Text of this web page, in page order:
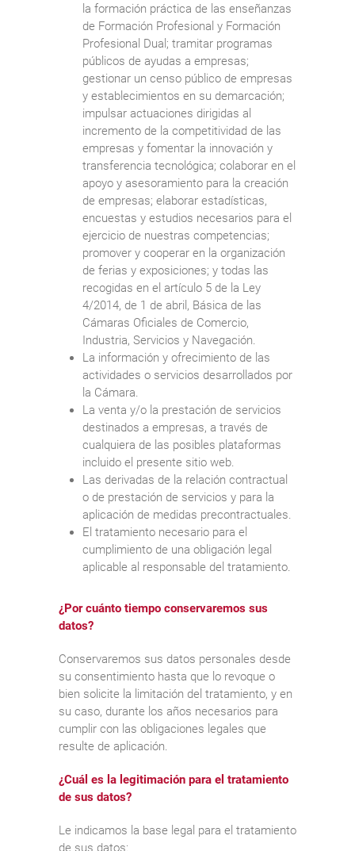
la formación práctica de las enseñanzas
de Formación Profesional y Formación
Profesional Dual; tramitar programas
públicos de ayudas a empresas;
gestionar un censo público de empresas
y establecimientos en su demarcación;
impulsar actuaciones dirigidas al
incremento de la competitividad de las
empresas y fomentar la innovación y
transferencia tecnológica; colaborar en el
apoyo y asesoramiento para la creación
de empresas; elaborar estadísticas,
encuestas y estudios necesarios para el
ejercicio de nuestras competencias;
promover y cooperar en la organización
de ferias y exposiciones; y todas las
recogidas en el artículo 5 de la Ley
4/2014, de 1 de abril, Básica de las
Cámaras Oficiales de Comercio,
Industria, Servicios y Navegación.
La información y ofrecimiento de las
actividades o servicios desarrollados por
la Cámara.
La venta y/o la prestación de servicios
destinados a empresas, a través de
cualquiera de las posibles plataformas
incluido el presente sitio web.
Las derivadas de la relación contractual
o de prestación de servicios y para la
aplicación de medidas precontractuales.
El tratamiento necesario para el
cumplimiento de una obligación legal
aplicable al responsable del tratamiento.
¿Por cuánto tiempo conservaremos sus
datos?
Conservaremos sus datos personales desde
su consentimiento hasta que lo revoque o
bien solicite la limitación del tratamiento, y en
su caso, durante los años necesarios para
cumplir con las obligaciones legales que
resulte de aplicación.
¿Cuál es la legitimación para el tratamiento
de sus datos?
Le indicamos la base legal para el tratamiento
de sus datos: